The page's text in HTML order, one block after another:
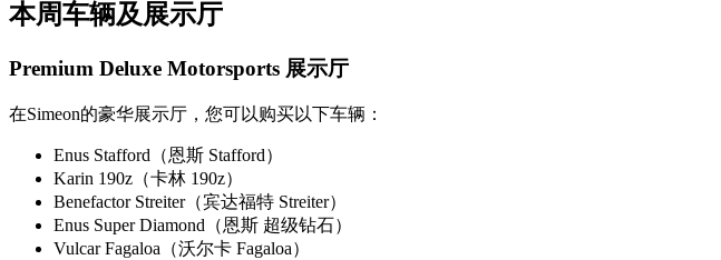
本周车辆及展示厅
Premium Deluxe Motorsports 展示厅
在Simeon的豪华展示厅，您可以购买以下车辆：
Enus Stafford（恩斯 Stafford）
Karin 190z（卡林 190z）
Benefactor Streiter（宾达福特 Streiter）
Enus Super Diamond（恩斯 超级钻石）
Vulcar Fagaloa（沃尔卡 Fagaloa）